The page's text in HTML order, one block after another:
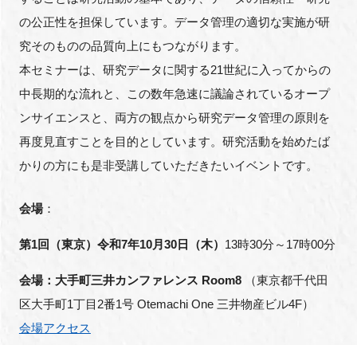
閉じる
の公正性を担保しています。データ管理の適切な実施が研
究そのものの品質向上にもつながります。
本セミナーは、研究データに関する21世紀に入ってからの
中長期的な流れと、この数年急速に議論されているオープ
ンサイエンスと、両方の観点から研究データ管理の原則を
再度見直すことを目的としています。研究活動を始めたば
かりの方にも是非受講していただきたいイベントです。
会場：
第1回（東京）令和7年10月30日（木） 13時30分～17時00分
会場：大手町三井カンファレンス Room8
（東京都千代田
区大手町1丁目2番1号 Otemachi One 三井物産ビル4F）
会場アクセス